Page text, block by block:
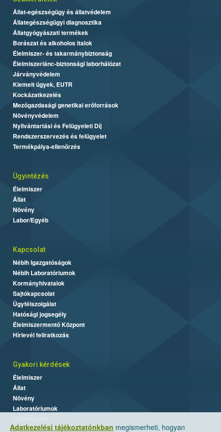
Adatkezelési tájékoztatónkban megismerheti, hogyan
Állat-egészségügy és állatvédelem
Állategészségügyi diagnosztika
Állatgyógyászati termékek
Borászat és alkoholos italok
Élelmiszer- és takarmánybiztonság
Élelmiszerlánc-biztonsági laborhálózat
Járványvédelem
Kiemelt ügyek, EUTR
Kockázatkezelés
Mezőgazdasági genetikai erőforrások
Növényvédelem
Nyilvántartási és Felügyeleti Díj
Rendszerszervezés és felügyelet
Termékpálya-ellenőrzés
Ügyintézés
Élelmiszer
Állat
Növény
Labor/Egyéb
Kapcsolat
Nébih Igazgatóságok
Nébih Laboratóriumok
Kormányhivatalok
Sajtókapcsolat
Ügyfélszolgálat
Hatósági jogsegély
Élelmiszermentő Központ
Hírlevél feliratkozás
Gyakori kérdések
Élelmiszer
Állat
Növény
Laboratóriumok